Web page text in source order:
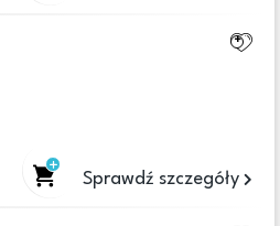
Sprawdź szczegóły